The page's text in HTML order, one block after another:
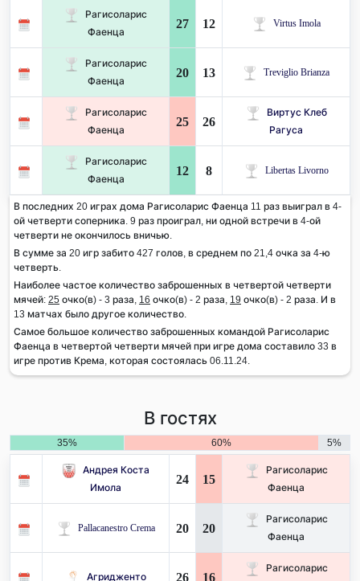
Рагисоларис
Фаенца
27 12 Virtus Imola
Рагисоларис
Фаенца
20 13 Treviglio Brianza
Рагисоларис
Фаенца
25 26
Виртус Клеб
Рагуса
Рагисоларис
Фаенца
12 8 Libertas Livorno
В последних 20 играх дома Рагисоларис Фаенца 11 раз выиграл в 4-
ой четверти соперника. 9 раз проиграл, ни одной встречи в 4-ой
четверти не окончилось вничью.
В сумме за 20 игр забито 427 голов, в среднем по 21,4 очка за 4-ю
четверть.
Наиболее частое количество заброшенных в четвертой четверти
мячей: 25 очко(в) - 3 раза, 16 очко(в) - 2 раза, 19 очко(в) - 2 раза. И в
13 матчах было другое количество.
Самое большое количество заброшенных командой Рагисоларис
Фаенца в четвертой четверти мячей при игре дома составило 33 в
игре против Крема, которая состоялась 06.11.24.
В гостях
35% 60% 5%
Андрея Коста
Имола
24 15
Рагисоларис
Фаенца
Pallacanestro Crema 20 20
Рагисоларис
Фаенца
Агридженто 26 16
Рагисоларис